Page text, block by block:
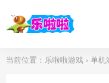
当前位置： 乐啦啦游戏 > 单机